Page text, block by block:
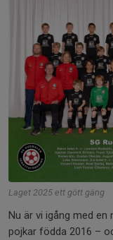
Laget 2025 ett gött gäng
Nu är vi igång med
pojkar födda 2016 –